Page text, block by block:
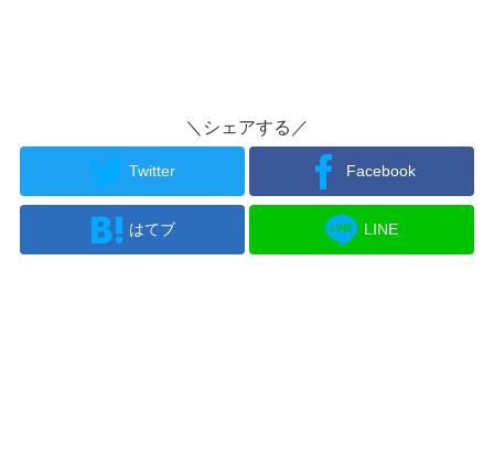
＼シェアする／
Twitter Facebook
はてブ LINE